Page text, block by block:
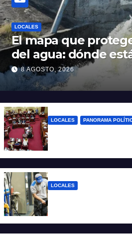
LOCALES
El mapa que
del agua: dónde
puntos de bombeo
8 AGOSTO, 2026
LOCALES PANORAMA
Santa Fe
LOCALES
ciudad de Santa
los $2.100 y llenar el